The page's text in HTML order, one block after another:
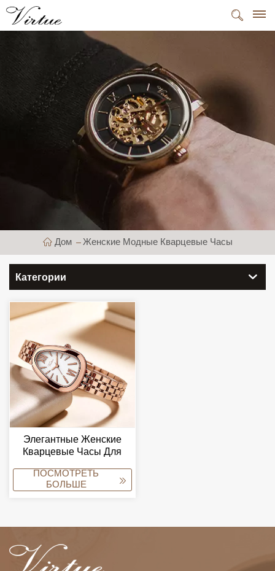
Дом Женские Модные Кварцевые Часы
Категории
Элегантные Женские
Кварцевые Часы Для
Коллекций.
ПОСМОТРЕТЬ
БОЛЬШЕ